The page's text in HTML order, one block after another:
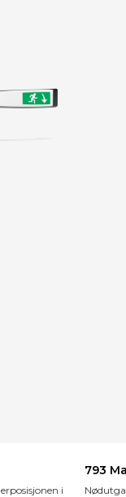
i
793